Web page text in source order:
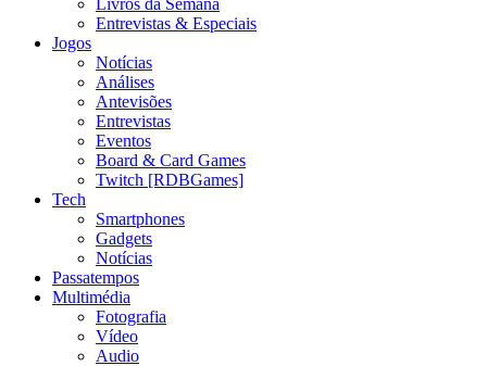
Entrevistas & Especiais
Jogos
Notícias
Análises
Antevisões
Entrevistas
Eventos
Board & Card Games
Twitch [RDBGames]
Tech
Smartphones
Gadgets
Notícias
Passatempos
Multimédia
Fotografia
Vídeo
Audio